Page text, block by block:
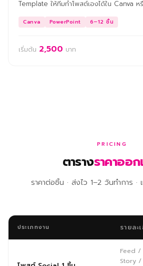
Template ให้ทีมทำโพสต์เองได้ใน Canva
Canva PowerPoint 6–12 ชิ้น
เริ่มต้น 2,500 บาท
PRICING
ตารางราคาออ
ราคาต่อชิ้น · ส่งไว 1–2 วันทำการ ·
ประเภทงาน รายละ
Feed /
Story /